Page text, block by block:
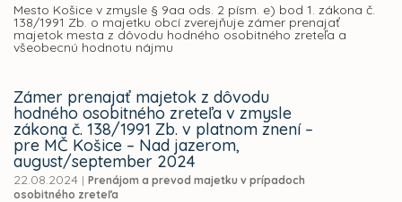
Mesto Košice v zmysle § 9aa ods. 2 písm. e) bod 1. zákona č.
138/1991 Zb. o majetku obcí zverejňuje zámer prenajať
majetok mesta z dôvodu hodného osobitného zreteľa a
všeobecnú hodnotu nájmu
Zámer prenajať majetok z dôvodu
hodného osobitného zreteľa v zmysle
zákona č. 138/1991 Zb. v platnom znení –
pre MČ Košice – Nad jazerom,
august/september 2024
22.08.2024 | Prenájom a prevod majetku v prípadoch
osobitného zreteľa